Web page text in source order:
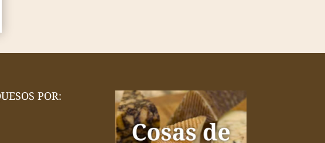
POR: